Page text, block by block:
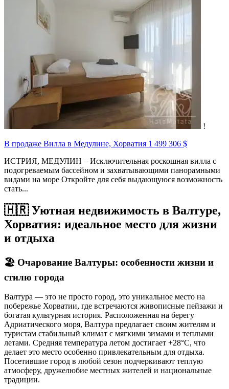
!
В продаже Вилла в Медулине, Хорватия 1 499 306 $
ИСТРИЯ, МЕДУЛИН – Исключительная роскошная вилла с
подогреваемым бассейном и захватывающими панорамными
видами на море Откройте для себя выдающуюся возможность
стать...
🇭🇷 Уютная недвижимость в Валтуре,
Хорватия: идеальное место для жизни
и отдыха
🏖️ Очарование Валтуры: особенности жизни и
стилю города
Валтура — это не просто город, это уникальное место на
побережье Хорватии, где встречаются живописные пейзажи и
богатая культурная история. Расположенная на берегу
Адриатического моря, Валтура предлагает своим жителям и
туристам стабильный климат с мягкими зимами и теплыми
летами. Средняя температура летом достигает +28°C, что
делает это место особенно привлекательным для отдыха.
Посетившие город в любой сезон подчеркивают теплую
атмосферу, дружелюбие местных жителей и национальные
традиции.